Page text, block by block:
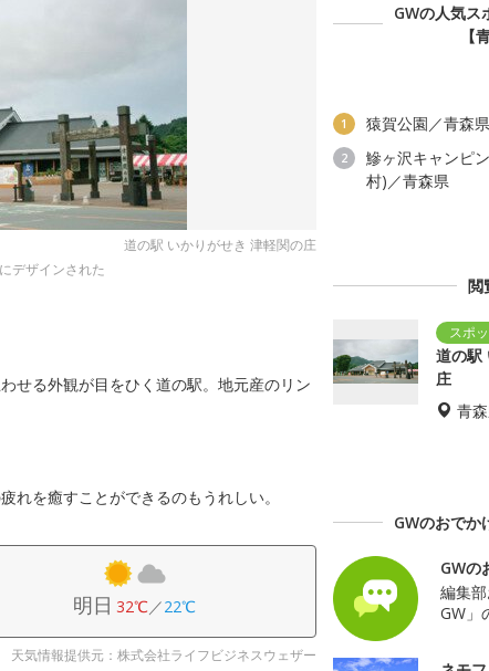
道の駅 いかりがせき 津軽関の庄
デザインされた
せる外観が目をひく道の駅。地元産のリン
れを癒すことができるのもうれしい。
明日 32℃／22℃
天気情報提供元：株式会社ライフビジネスウェザー
GWの人気ス
【
1 猿賀公園／青森県
2
鰺ヶ沢キャンピ
村)／青森県
閲
道の駅
庄
青
GWのおでか
GWの
編集
GW」